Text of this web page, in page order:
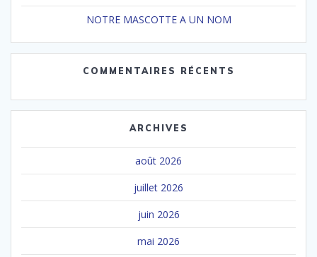
NOTRE MASCOTTE A UN NOM
COMMENTAIRES RÉCENTS
ARCHIVES
août 2026
juillet 2026
juin 2026
mai 2026